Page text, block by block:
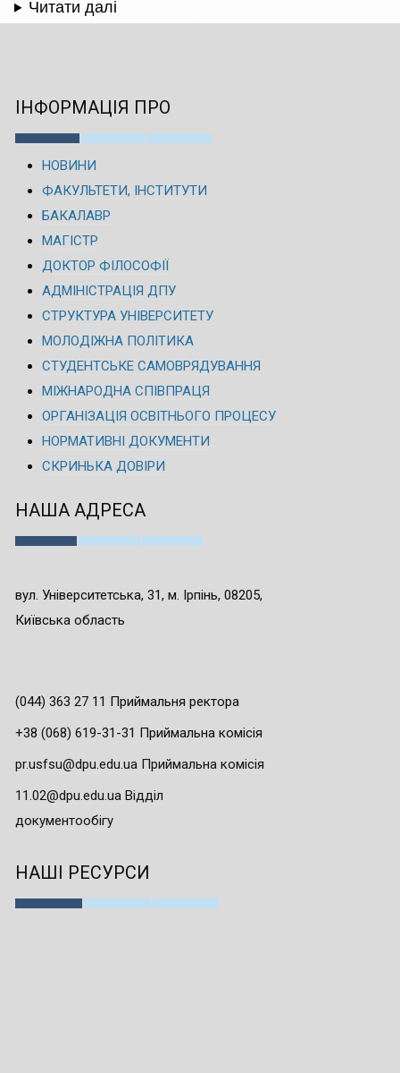
Читати далі
ІНФОРМАЦІЯ ПРО
НОВИНИ
ФАКУЛЬТЕТИ, ІНСТИТУТИ
БАКАЛАВР
МАГІСТР
ДОКТОР ФІЛОСОФІЇ
АДМІНІСТРАЦІЯ ДПУ
СТРУКТУРА УНІВЕРСИТЕТУ
МОЛОДІЖНА ПОЛІТИКА
СТУДЕНТСЬКЕ САМОВРЯДУВАННЯ
МІЖНАРОДНА СПІВПРАЦЯ
ОРГАНІЗАЦІЯ ОСВІТНЬОГО ПРОЦЕСУ
НОРМАТИВНІ ДОКУМЕНТИ
СКРИНЬКА ДОВІРИ
НАША АДРЕСА
вул. Університетська, 31, м. Ірпінь, 08205,
Київська область
(044) 363 27 11 Приймальня ректора
+38 (068) 619-31-31 Приймальна комісія
pr.usfsu@dpu.edu.ua Приймальна комісія
11.02@dpu.edu.ua Відділ
документообігу
НАШІ РЕСУРСИ